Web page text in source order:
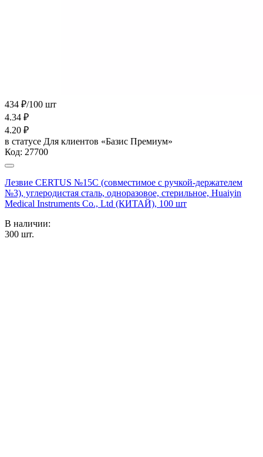
434 ₽/100 шт
4.34 ₽
4.20 ₽
в статусе Для клиентов «Базис Премиум»
Код: 27700
Лезвие CERTUS №15С (совместимое с ручкой-держателем
№3), углеродистая сталь, одноразовое, стерильное, Huaiyin
Medical Instruments Co., Ltd (КИТАЙ), 100 шт
В наличии:
300 шт.